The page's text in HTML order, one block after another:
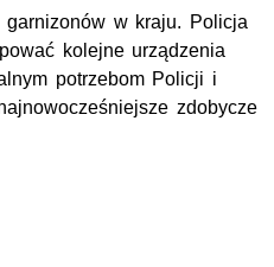
garnizonów w kraju. Policja
kolejne urządzenia
potrzebom Policji i
zdobycze